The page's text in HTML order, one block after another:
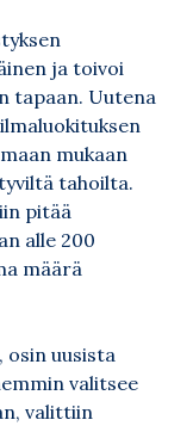
ja toivoi
tapaan. Uutena
mukaan
tahoilta.
pitää
alle 200
määrä
uusista
valitsee
valittiin